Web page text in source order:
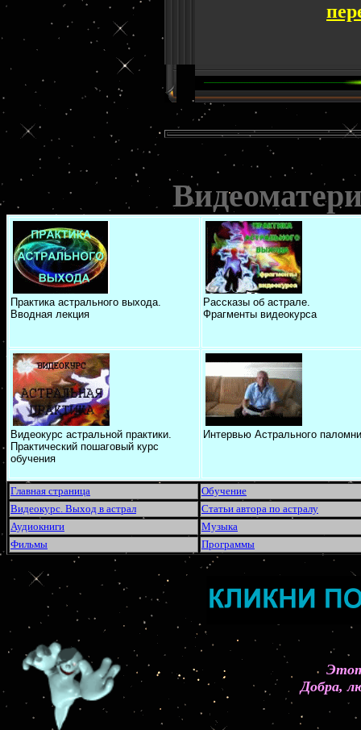
Практика астрального выхода.
Вводная лекция
Рассказы об астрале.
Фрагменты видеокурса
Видеокурс астральной практики.
Практический пошаговый курс
обучения
Интервью Астрального
Главная страница
Обучение
Видеокурс. Выход в астрал
Статьи автора по астралу
Аудиокниги
Музыка
Фильмы
Программы
Добра,